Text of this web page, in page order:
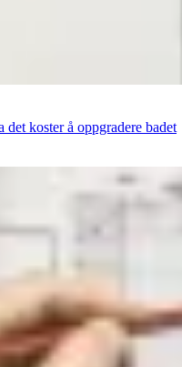
koster å oppgradere badet